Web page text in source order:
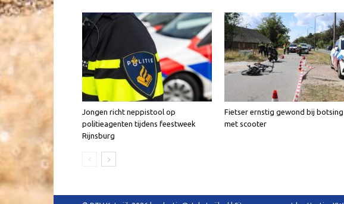
Jongen richt neppistool op
politieagenten tijdens feestweek
Rijnsburg
Fietser ernstig gewond bij botsing
met scooter